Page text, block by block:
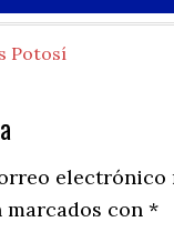
Potosí
electrónico
con *